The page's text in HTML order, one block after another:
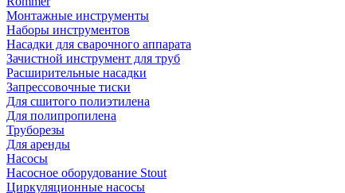
Монтажные инструменты
Наборы инструментов
Насадки для сварочного аппарата
Зачистной инструмент для труб
Расширительные насадки
Запрессовочные тиски
Для сшитого полиэтилена
Для полипропилена
Труборезы
Для аренды
Насосы
Насосное оборудование Stout
Циркуляционные насосы